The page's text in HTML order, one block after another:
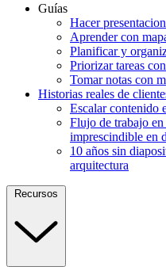
Guías
Hacer
Aprender con
Planificar y
Priorizar tareas
Tomar notas con
Historias reales de
Escalar contenido
Flujo de trabajo
imprescindible en
10 años sin
arquitectura
Recursos